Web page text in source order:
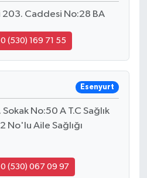
203. Caddesi No:28 BA
0 (530) 169 71 55
Esenyurt
No:50 A T.C Sağlık
No'lu Aile Sağlığı
0 (530) 067 09 97